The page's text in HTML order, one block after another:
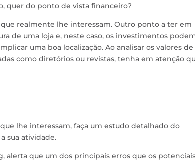
quer do ponto de vista financeiro?
realmente lhe interessam. Outro ponto a ter em
de uma loja e, neste caso, os investimentos
uma boa localização. Ao analisar os valores de
como diretórios ou revistas, tenha em atenção
lhe interessam, faça um estudo detalhado do
sua atividade.
alerta que um dos principais erros que os potenciais